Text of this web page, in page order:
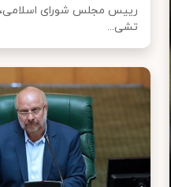
رییس مجلس شورای
تشی...